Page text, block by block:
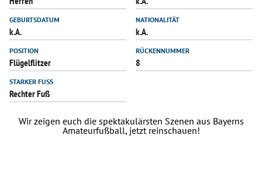
SPIELPLUS
GEBURTSDATUM
k.A.
NATIONALITÄT
k.A.
POSITION
Flügelflitzer
RÜCKENNUMMER
8
STARKER FUSS
Rechter Fuß
Wir zeigen euch die spektakulärsten Szenen aus Bayerns
Amateurfußball, jetzt reinschauen!